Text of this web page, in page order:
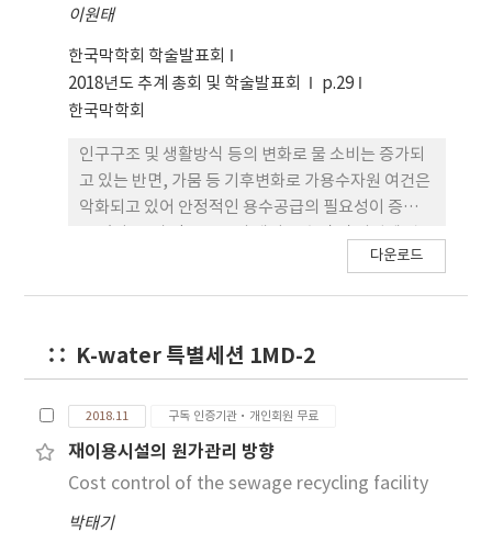
이원태
한국막학회 학술발표회
2018년도 추계 총회 및 학술발표회
p.29
한국막학회
인구구조 및 생활방식 등의 변화로 물 소비는 증가되
고 있는 반면, 가뭄 등 기후변화로 가용수자원 여건은
악화되고 있어 안정적인 용수공급의 필요성이 증대되
한 법률을 제정하고 하수처리수 재이용, 중수도, 빗물
관련 산업 육성과 전문인력 양성을 위해 노력해 왔다.
한계로 인해 계획대비 더디게 진행되고 있어 물 재이
용 방향성의 재정립이 필요하다. 이에 본 발표를 통해
물재이용의 방향에 대하여 하수처리수 재이용을 중심
다운로드
K-water 특별세션 1MD-2
2018.11 구독 인증기관·개인회원 무료
재이용시설의 원가관리 방향
Cost control of the sewage recycling facility
박태기